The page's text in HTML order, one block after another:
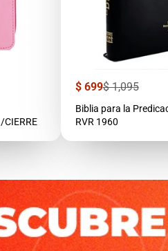
CIERRE
Precio
venta
$ 699Precio
$ 1,095
Biblia para la
RVR 1960